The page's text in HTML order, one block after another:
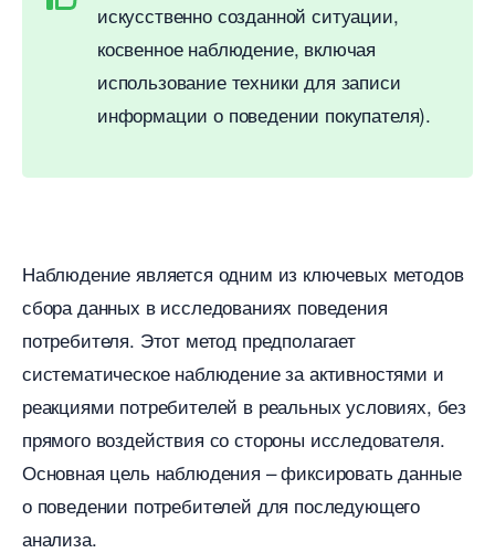
искусственно созданной ситуации,
косвенное наблюдение, включая
использование техники для записи
информации о поведении покупателя).
Наблюдение является одним из ключевых методо
сбора данных в исследованиях поведения
потребителя. Этот метод предполагает
систематическое наблюдение за активностями и
реакциями потребителей в реальных условиях, без
прямого воздействия со стороны исследователя.
Основная цель наблюдения – фиксировать данные
о поведении потребителей для последующего
анализа.